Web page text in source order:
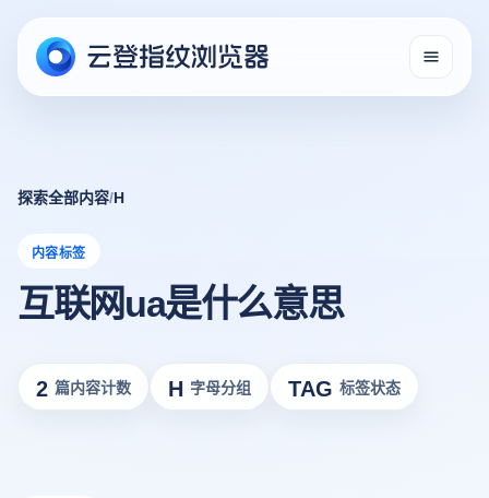
探索全部内容/H
内容标签
互联网ua是什么意思
2 篇内容计数 H 字母分组 TAG 标签状态